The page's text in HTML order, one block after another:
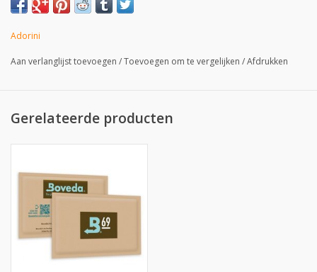
Afmeting binnenkant:
Gewicht:
Adorini
Aan verlanglijst toevoegen /Toevoegen om te vergelijken /Afdrukken
Gerelateerde producten